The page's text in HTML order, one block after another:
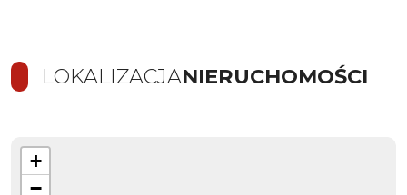
LOKALIZACJANIERUCHOMOŚCI
+
−